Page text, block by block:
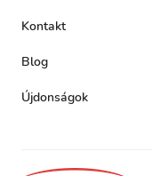
Kontakt
Blog
Újdonságok